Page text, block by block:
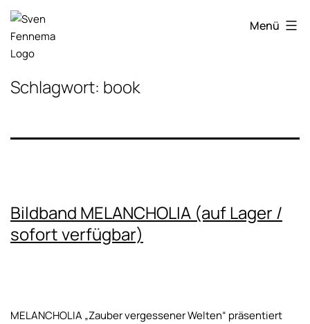
Zum
Inhalt
springen
Sven
Fennema
Fotografie
Menü
Schlagwort: book
Bildband MELANCHOLIA (auf Lager /
sofort verfügbar)
MELANCHOLIA „Zauber vergessener Welten“ präsentiert